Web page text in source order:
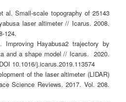
al. Small-scale topography of 25143
laser altimeter // Icarus. 2008.
124.
Hayabusa2 trajectory by
and a shape model // Icarus. 2020.
10.1016/j.icarus.2019.113574
of the laser altimeter (LIDAR)
Science Reviews. 2017. Vol. 208.